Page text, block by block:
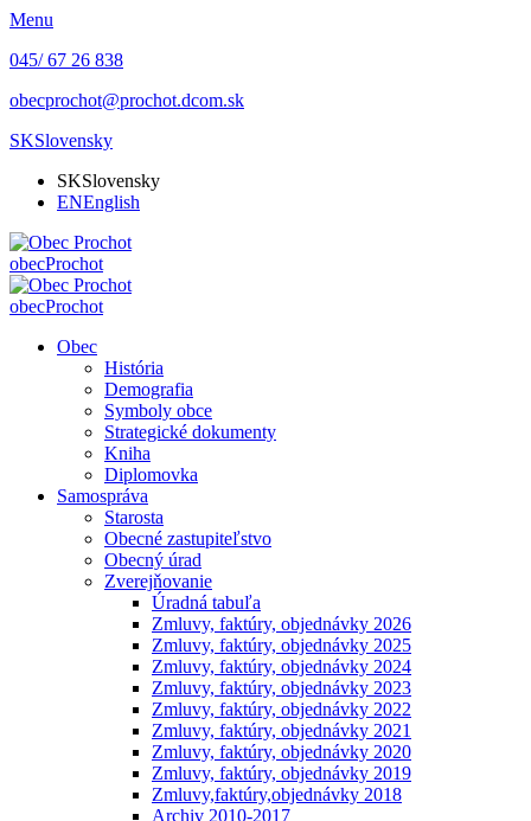
Menu
045/ 67 26 838
obecprochot@prochot.dcom.sk
SKSlovensky
SKSlovensky
ENEnglish
obecProchot
obecProchot
Obec
História
Demografia
Symboly obce
Strategické dokumenty
Kniha
Diplomovka
Samospráva
Starosta
Obecné zastupiteľstvo
Obecný úrad
Zverejňovanie
Úradná tabuľa
Zmluvy, faktúry, objednávky 2026
Zmluvy, faktúry, objednávky 2025
Zmluvy, faktúry, objednávky 2024
Zmluvy, faktúry, objednávky 2023
Zmluvy, faktúry, objednávky 2022
Zmluvy, faktúry, objednávky 2021
Zmluvy, faktúry, objednávky 2020
Zmluvy, faktúry, objednávky 2019
Zmluvy,faktúry,objednávky 2018
Archiv 2010-2017